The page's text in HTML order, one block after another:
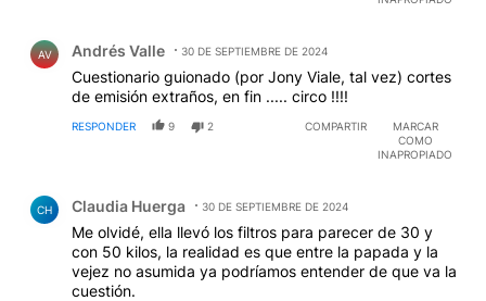
AV Andrés Valle 30 DE SEPTIEMBRE DE 2024
Cuestionario guionado (por Jony Viale, tal vez) cortes
de emisión extraños, en fin ..... circo !!!!
RESPONDER 9 2 COMPARTIR
MARCAR
COMO
INAPROPIADO
CH Claudia Huerga 30 DE SEPTIEMBRE DE 2024
Me olvidé, ella llevó los filtros para parecer de 30 y
con 50 kilos, la realidad es que entre la papada y la
vejez no asumida ya podríamos entender de que va la
cuestión.